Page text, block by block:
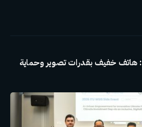
هواوي Pura 90s Pro: هاتف خفيف بقدرات تصوير وحماية